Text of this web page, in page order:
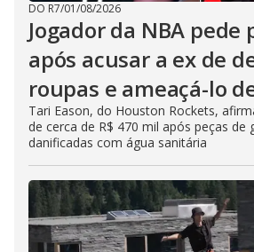
DO R7/01/08/2026
Jogador da NBA pede
após acusar a ex de
roupas e ameaçá-lo
Tari Eason, do Houston Rockets,
de cerca de R$ 470 mil após peças de
danificadas com água sanitária